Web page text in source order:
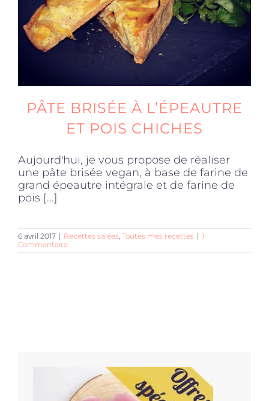
PÂTE BRISÉE À L’ÉPEAUTRE
ET POIS CHICHES
Aujourd'hui, je vous propose de réaliser
une pâte brisée vegan, à base de farine de
grand épeautre intégrale et de farine de
pois [...]
6 avril 2017 | Recettes salées Toutes mes recettes | 1
Commentaire